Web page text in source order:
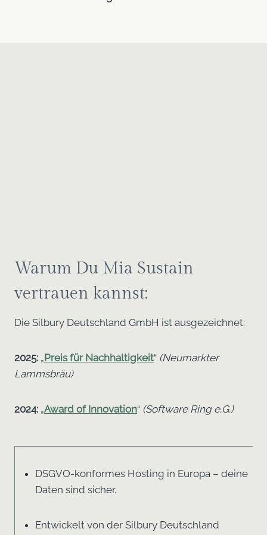
Warum Du Mia Sustain
vertrauen kannst:
Die Silbury Deutschland GmbH ist ausgezeichnet:
2025: „Preis für Nachhaltigkeit“ (Neumarkter
Lammsbräu)
2024: „Award of Innovation“ (Software Ring e.G.)
DSGVO-konformes Hosting in Europa – deine
Daten sind sicher.
Entwickelt von der Silbury Deutschland